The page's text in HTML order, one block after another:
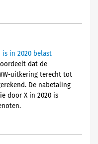
is in 2020 belast
dat de
uitkering terecht tot
De nabetaling
door X in 2020 is